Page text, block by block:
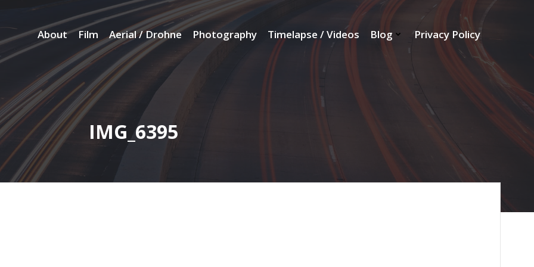
About Film Aerial / Drohne Photography Timelapse / Videos Blog Privacy Policy
IMG_6395